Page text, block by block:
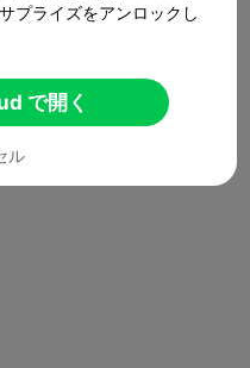
プライズをアンロックし
で開く
ル